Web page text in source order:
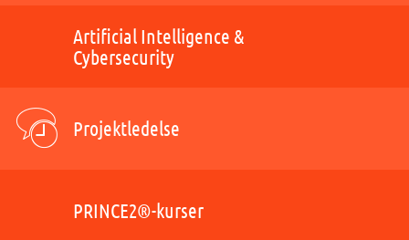
Artificial Intelligence &
Cybersecurity
Projektledelse
PRINCE2®-kurser